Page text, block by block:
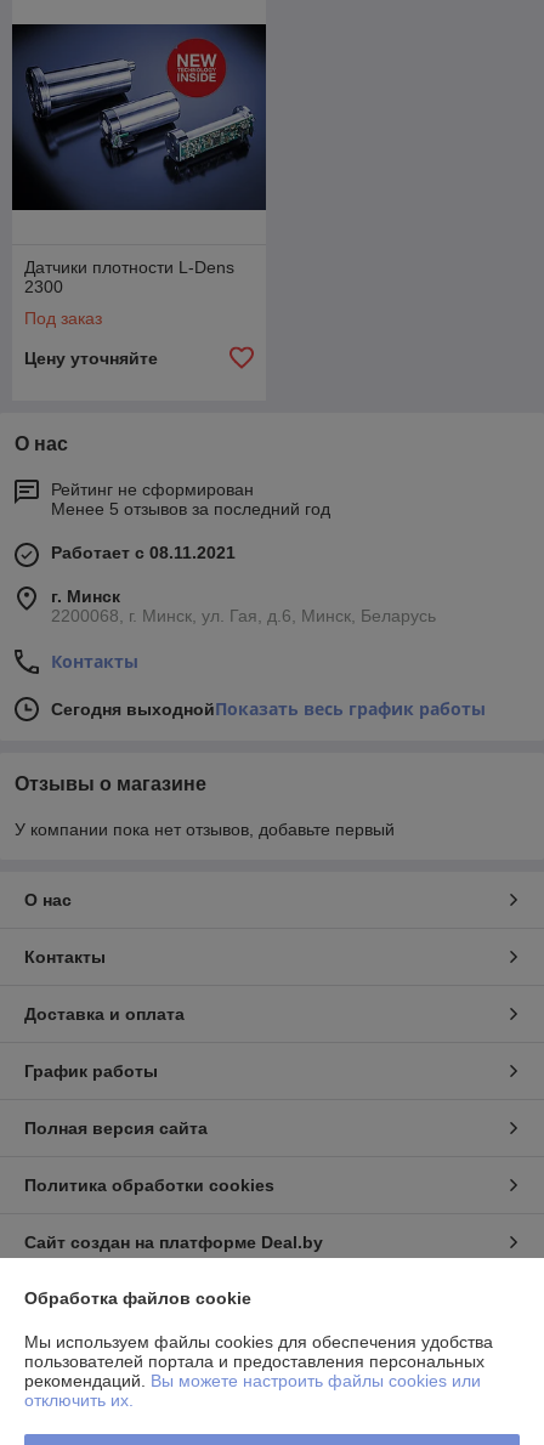
Датчики плотности L-Dens
2300
Под заказ
Цену уточняйте
О нас
Рейтинг не сформирован
Менее 5 отзывов за последний год
Работает с 08.11.2021
г. Минск
2200068, г. Минск, ул. Гая, д.6, Минск, Беларусь
Контакты
Сегодня выходнойПоказать весь график работы
Отзывы о магазине
У компании пока нет отзывов, добавьте первый
О нас
Контакты
Доставка и оплата
График работы
Полная версия сайта
Политика обработки cookies
Сайт создан на платформе Deal.by
Юридическое лицо:Частное торговое унитарное предприятие
«Фелонь»
220068, г.Минск, ул.Гая, д.6
Регистрационный номер ЕГР: 193136830
Обработка файлов cookie
Мы используем файлы cookies для обеспечения удобства
пользователей портала и предоставления персональных
рекомендаций. Вы можете настроить файлы cookies или
отключить их.